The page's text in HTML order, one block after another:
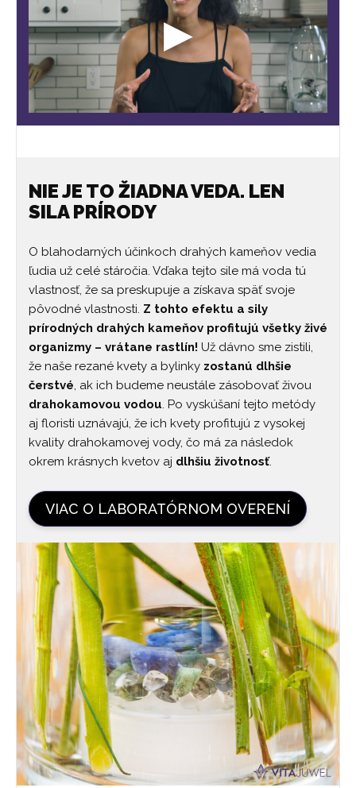
NIE JE TO ŽIADNA VEDA. LEN
SILA PRÍRODY
O blahodarných účinkoch drahých kameňov vedia
ľudia už celé stáročia. Vďaka tejto sile má voda tú
vlastnosť, že sa preskupuje a získava späť svoje
pôvodné vlastnosti. Z tohto efektu a sily
prírodných drahých kameňov profitujú všetky živé
organizmy – vrátane rastlín! Už dávno sme zistili,
že naše rezané kvety a bylinky zostanú dlhšie
čerstvé, ak ich budeme neustále zásobovať živou
drahokamovou vodou. Po vyskúšaní tejto metódy
aj floristi uznávajú, že ich kvety profitujú z vysokej
kvality drahokamovej vody, čo má za následok
okrem krásnych kvetov aj dlhšiu životnosť.
VIAC O LABORATÓRNOM OVERENÍ